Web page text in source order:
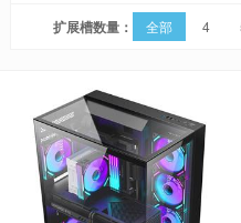
扩展槽数量： 全部 4